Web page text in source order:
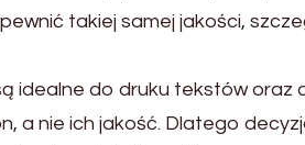
takiej samej jakości,
idealne do druku tekstów oraz
a nie ich jakość. Dlatego